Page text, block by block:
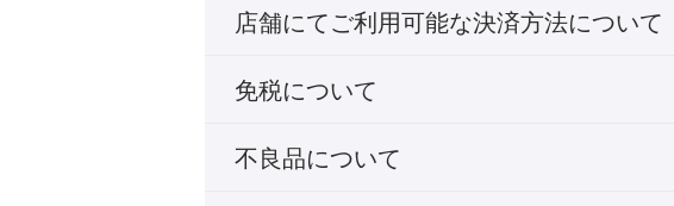
店舗にてご利用可能な決済方法について
免税について
不良品について